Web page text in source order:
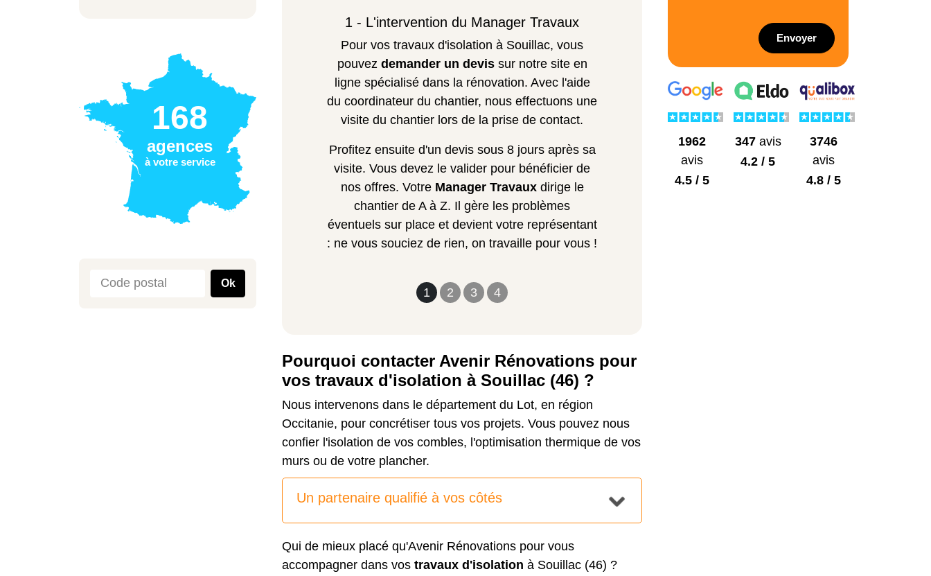
168
agences
à votre service
Ok
1 2 3 4
1 - L'intervention du Manager Travaux
Pour vos travaux d'isolation à Souillac, vous
pouvez demander un devissur notre site en
ligne spécialisé dans la rénovation. Avec l'aide
du coordinateur du chantier, nous effectuons une
visite du chantier lors de la prise de contact.
Profitez ensuite d'un devis sous 8 jours après sa
visite. Vous devez le valider pour bénéficier de
nos offres. Votre Manager Travauxdirige le
chantier de A à Z. Il gère les problèmes
éventuels sur place et devient votre représentant
: ne vous souciez de rien, on travaille pour vous !
Pourquoi contacter Avenir Rénovations pour
vos travaux d'isolation à Souillac (46) ?
Nous intervenons dans le département du Lot, en région
Occitanie, pour concrétiser tous vos projets. Vous pouvez nous
confier l'isolation de vos combles, l'optimisation thermique de vos
murs ou de votre plancher.
Un partenaire qualifié à vos côtés
Qui de mieux placé qu'Avenir Rénovations pour vous
accompagner dans vos travaux d'isolation à Souillac (46) ?
Envoyer
1962
avis
4.5 / 5
347avis
4.2 / 5
3746
avis
4.8 / 5